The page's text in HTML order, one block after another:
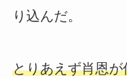
り込んだ。
とりあえず肖恩が